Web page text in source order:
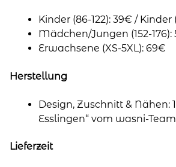
Kinder (86-122): 39€ / Kinder
Mädchen/Jungen (152-176):
Erwachsene (XS-5XL): 69€
Herstellung
Design, Zuschnitt & Nähen:
Esslingen“ vom wasni-Team
Lieferzeit